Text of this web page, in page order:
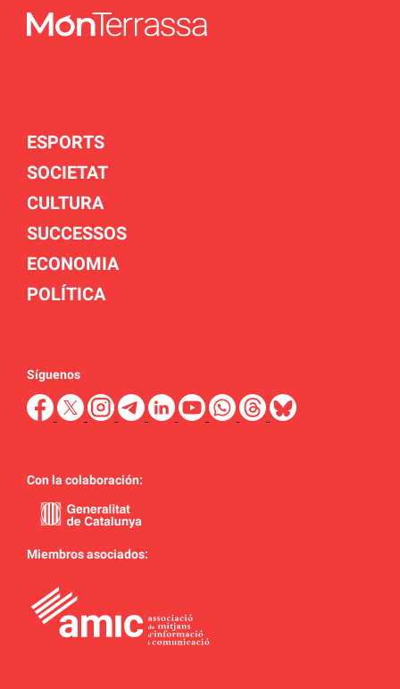
ESPORTS
SOCIETAT
CULTURA
SUCCESSOS
ECONOMIA
POLÍTICA
Síguenos
Con la colaboración:
Miembros asociados: